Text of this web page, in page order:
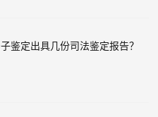
鉴定出具几份司法鉴定报告？